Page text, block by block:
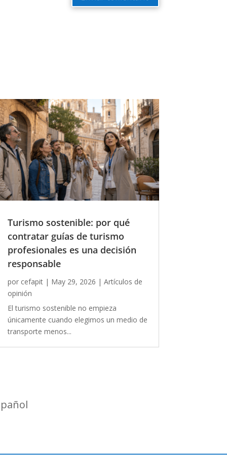
Turismo sostenible: por qué
contratar guías de turismo
profesionales es una decisión
responsable
por cefapit| May 29, 2026 | Artículos de
opinión
El turismo sostenible no empieza
únicamente cuando elegimos un medio de
transporte menos...